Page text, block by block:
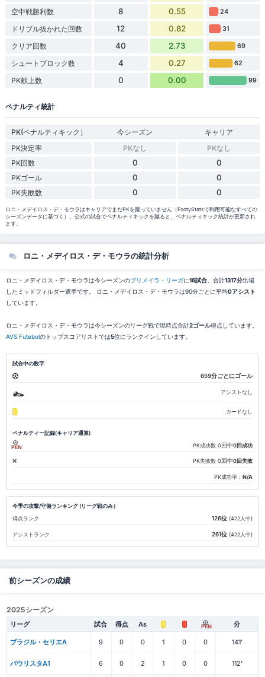
空中戦勝利数 8 0.55 24
ドリブル抜かれた回数 12 0.82 31
クリア回数 40 2.73 69
シュートブロック数 4 0.27 62
PK献上数 0 0.00 99
ペナルティ統計
PK(ペナルティキック） 今シーズン
キャリア
PK決定率
PKなし
PKなし
PK回数
0 0
PKゴール 0 0
PK失敗数 0 0
ロニ・メデイロス・デ・モウラはキャリアでまだPKを蹴っていません（FootyStatsで利用可能なすべての
シーズンデータに基づく）。公式の試合でペナルティキックを蹴ると、ペナルティキック統計が更新され
ます。
ロニ・メデイロス・デ・モウラの統計分析
ロニ・メデイロス・デ・モウラは今シーズンのプリメイラ・リーガに16試合、合計1317分出場
したミッドフィルダー選手です。 ロニ・メデイロス・デ・モウラは90分ごとに平均0アシスト
しています。
ロニ・メデイロス・デ・モウラは今シーズンのリーグ戦で現時点合計2ゴール得点しています。
AVS Futebolのトップスコアリストでは5位にランクインしています。
試合中の数字
659分ごとにゴール
アシストなし
カードなし
ペナルティー記録(キャリア通算)
PEN PK成功数 0回中0回成功
PK失敗数 0 回中0回失敗
PK成功率：N/A
今季の攻撃/守備ランキング (リーグ戦のみ）
得点ランク
126位 (422人中)
アシストランク 261位 (422人中)
前シーズンの成績
2025シーズン
リーグ 試合 得点 As PEN 分
ブラジル・セリエA 9 0 0 1 0 0 141'
パウリスタA1 6 0 2 1 0 0 112'